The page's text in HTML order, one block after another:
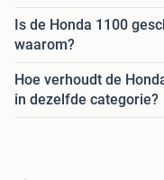
Is de Honda 1100
waarom?
Hoe verhoudt de
in dezelfde categorie?